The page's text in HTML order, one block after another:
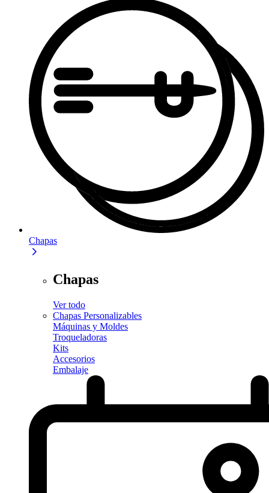
Chapas
Chapas
Ver todo
Chapas Personalizables
Máquinas y Moldes
Troqueladoras
Kits
Accesorios
Embalaje